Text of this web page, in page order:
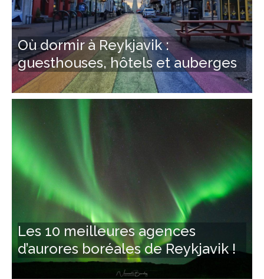
Où dormir à Reykjavik :
guesthouses, hôtels et auberges
Les 10 meilleures agences
d’aurores boréales de Reykjavik !